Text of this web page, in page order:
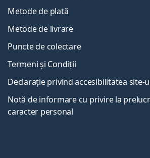
Metode de plată
Metode de livrare
Puncte de colectare
Termeni și Condiții
Declarație privind accesibilitatea site-
Notă de informare cu privire la
caracter personal